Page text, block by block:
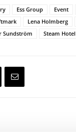
Ess Group Event
Lena Holmberg
Sundström Steam Hotel